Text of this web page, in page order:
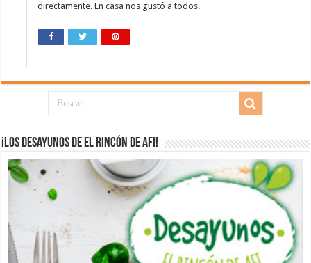
directamente. En casa nos gustó a todos.
¡Los desayunos de El Rincón de Afi!